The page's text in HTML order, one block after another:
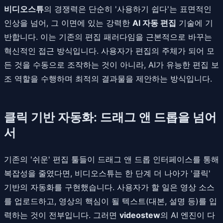
비디오스튜의 경쟁력은 단순히 '사용하기 쉽다'는 표면적인
인상을 넘어, 그 이면에 있는 강력한 AI 자동 편집 기술에 기
반합니다. 이는 기존의 편집 패러다임을 근본적으로 바꾸는
혁신적인 접근 방식입니다. 사용자가 편집의 주체가 되어 모
든 것을 수동으로 조작하는 것이 아니라, AI가 유능한 편집 보
조 역할을 수행하며 최적의 결과물을 제안하는 방식입니다.
클릭 기반 자동화: 드래그 앤 드롭을 넘어
서
기존의 '쉬운' 편집 툴들이 드래그 앤 드롭 인터페이스를 통해
복잡성을 줄였다면, 비디오스튜는 한 단계 더 나아가 '클릭'
기반의 자동화를 구현했습니다. 사용자가 할 일은 영상 소스
를 업로드하고, 영상의 핵심이 될 텍스트(대본, 설명 등)를 입
력하는 것이 전부입니다. 그러면 videostew의 AI 엔진이 다